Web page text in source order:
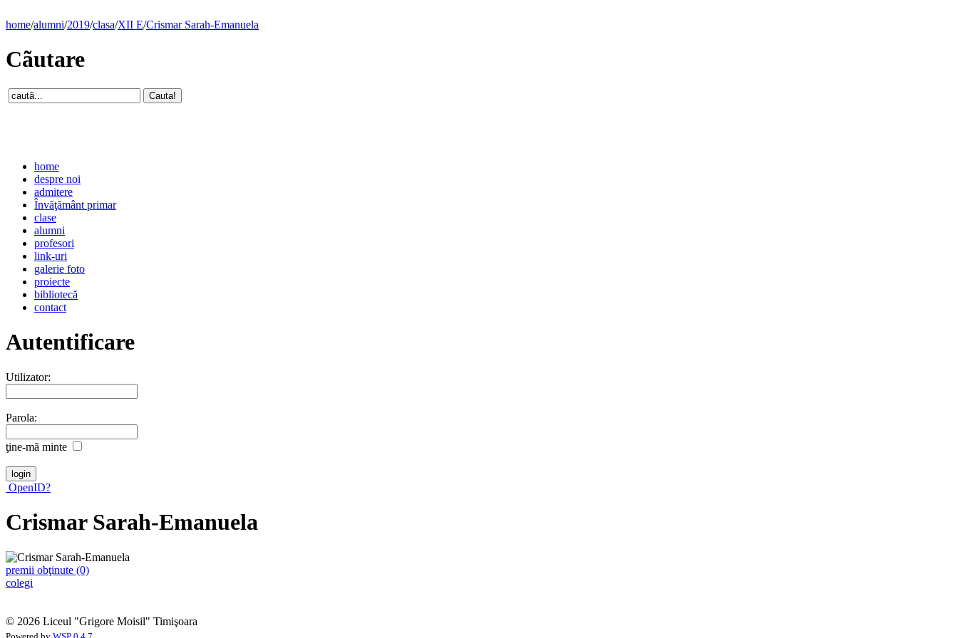
home/alumni/2019/clasa/XII E/Crismar Sarah-Emanuela
Cãutare
home
despre noi
admitere
Învăţământ primar
clase
alumni
profesori
link-uri
galerie foto
proiecte
bibliotecă
contact
Autentificare
Utilizator:
Parola:
ţine-mã minte
OpenID?
Crismar Sarah-Emanuela
premii obţinute (0)
colegi
© 2026 Liceul "Grigore Moisil" Timişoara